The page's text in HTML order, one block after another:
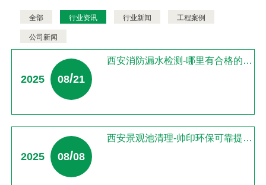
全部 行业资讯 行业新闻
工程案例
公司新闻
2025 08/21
西安消防漏水检测-哪里有合格的西安管道疏通服务
2025 08/08
西安景观池清理-帅印环保可靠提供西安管道疏通